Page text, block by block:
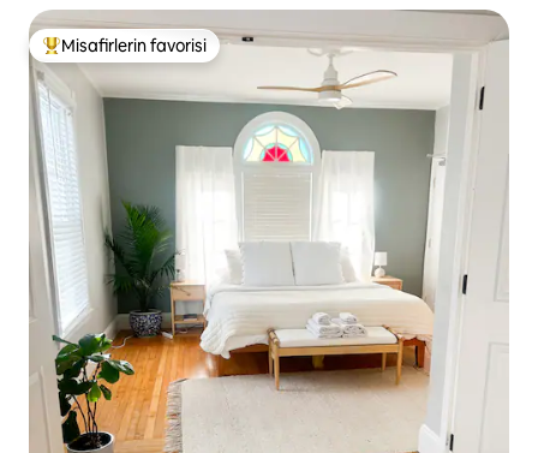
Misafirlerin favorilerinden en beğenilenler arasında
Misafirlerin favorisi